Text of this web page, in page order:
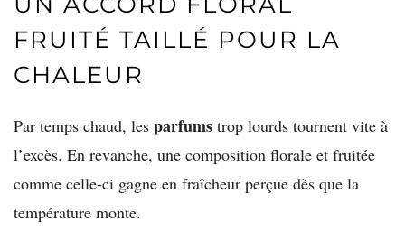
FRUITÉ TAILLÉ POUR LA
CHALEUR
Par temps chaud, les parfums trop lourds tournent vite à
l’excès. En revanche, une composition florale et fruitée
comme celle-ci gagne en fraîcheur perçue dès que la
température monte.